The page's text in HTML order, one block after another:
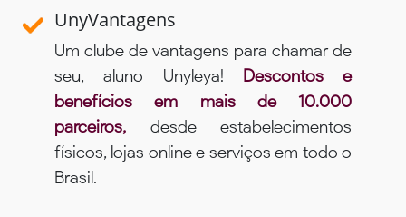
UnyVantagens
Um clube de vantagens para chamar de
seu, aluno Unyleya! Descontos e
benefícios em mais de 10.000
parceiros, desde estabelecimentos
físicos, lojas online e serviços em todo o
Brasil.